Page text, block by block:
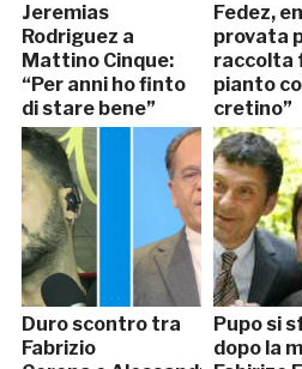
Jeremias
Rodriguez a
Mattino Cinque:
“Per anni ho finto
di stare bene”
Fedez,
provata
raccolta
pianto
cretino”
Duro scontro tra
Fabrizio
Pupo si
dopo la